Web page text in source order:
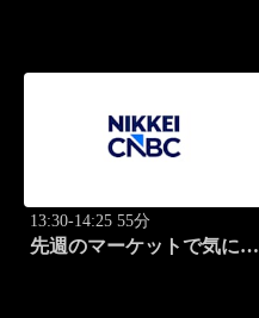
13:30-14:25 55分
先週のマーケットで気にな